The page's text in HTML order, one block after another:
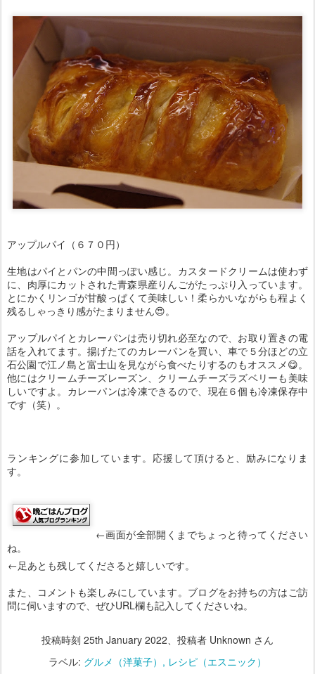
アップルパイ（６７０円）
生地はパイとパンの中間っぽい感じ。カスタードクリームは使わず
に、肉厚にカットされた青森県産りんごがたっぷり入っています。
とにかくリンゴが甘酸っぱくて美味しい！柔らかいながらも程よく
残るしゃっきり感がたまりません😍。
アップルパイとカレーパンは売り切れ必至なので、お取り置きの電
話を入れてます。揚げたてのカレーパンを買い、車で５分ほどの立
石公園で江ノ島と富士山を見ながら食べたりするのもオススメ😋。
他にはクリームチーズレーズン、クリームチーズラズベリーも美味
しいですよ。カレーパンは冷凍できるので、現在６個も冷凍保存中
です（笑）。
ランキングに参加しています。応援して頂けると、励みになりま
す。
←画面が全部開くまでちょっと待ってください
ね。
←足あとも残してくださると嬉しいです。
また、コメントも楽しみにしています。ブログをお持ちの方はご訪
問に伺いますので、ぜひURL欄も記入してくださいね。
投稿時刻 25th January 2022、投稿者 Unknown さん
ラベル: グルメ（洋菓子） レシピ（エスニック）